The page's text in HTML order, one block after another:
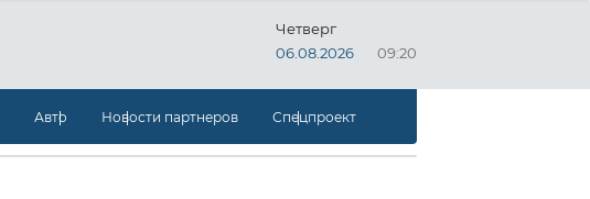
Четверг
06.08.2026
09:20
Авто Новости партнеров Спецпроект